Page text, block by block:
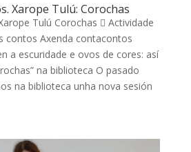
Xarope Tulú: Corochas
Tulú Corochas  Actividade
contos Axenda contacontos
a escuridade e ovos de cores: así
na biblioteca O pasado
na biblioteca unha nova sesión